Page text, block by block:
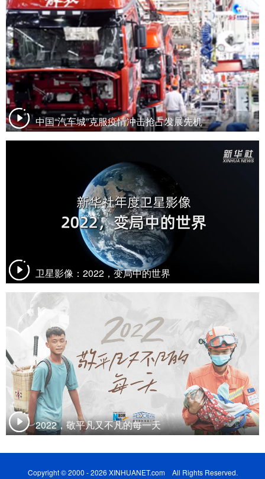
中国“汽车城”克服疫情冲击抢占发展先机
卫星影像：2022，变局中的世界
2022，敬平凡又不凡的每一天
Copyright © 2000 - 2026 XINHUANET.com All Rights Reserved.